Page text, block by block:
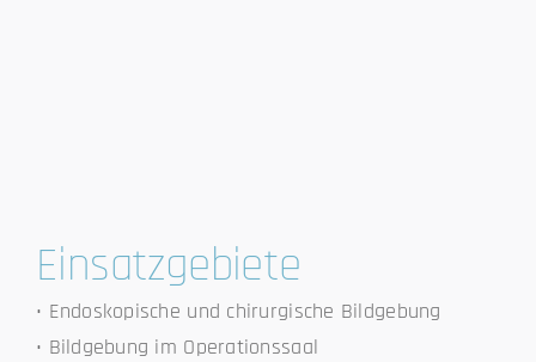
Einsatzgebiete
• Endoskopische und chirurgische Bildgebung
• Bildgebung im Operationssaal